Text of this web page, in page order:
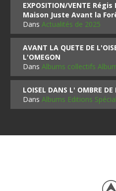
EXPOSITION/VENTE
Maison Juste Avant la
DansActualités de 2025
AVANT LA QUETE DE
L'OMEGON
DansAlbums collectifs
LOISEL DANS L' OMBRE DE
DansAlbums Editions